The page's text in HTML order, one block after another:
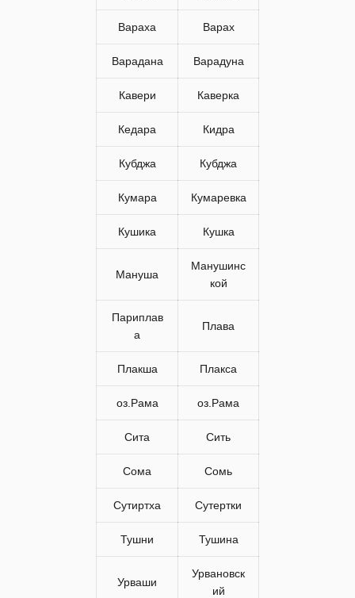
Вараха Варах
Варадана Варадуна
Кавери Каверка
Кедара Кидра
Кубджа Кубджа
Кумара Кумаревка
Кушика Кушка
Мануша
Манушинс
кой
Париплав
а
Плава
Плакша Плакса
оз.Рама оз.Рама
Сита Сить
Сома Сомь
Сутиртха Сутертки
Тушни Тушина
Урваши
Урвановск
ий